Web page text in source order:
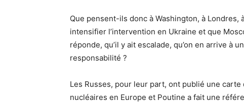
Que pensent-ils donc à Washington, à Londres,
intensifier l’intervention en Ukraine et que
réponde, qu’il y ait escalade, qu’on en arrive à
responsabilité ?
Les Russes, pour leur part, ont publié une
nucléaires en Europe et Poutine a fait une